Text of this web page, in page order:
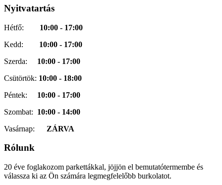
Nyitvatartás
Hétfő: 10:00 - 17:00
Kedd: 10:00 - 17:00
Szerda: 10:00 - 17:00
Csütörtök: 10:00 - 18:00
Péntek: 10:00 - 17:00
Szombat: 10:00 - 14:00
Vasárnap: ZÁRVA
Rólunk
20 éve foglakozom parkettákkal, jöjjön el bemutatótermembe és
válassza ki az Ön számára legmegfelelőbb burkolatot.